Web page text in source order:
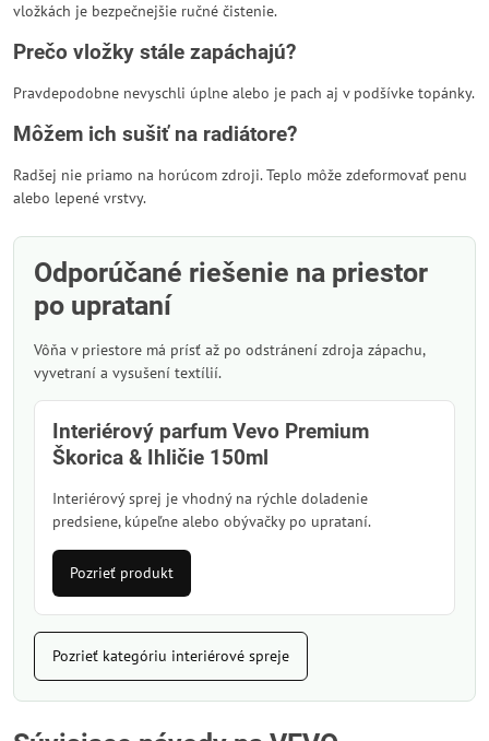
vložkách je bezpečnejšie ručné čistenie.
Prečo vložky stále zapáchajú?
Pravdepodobne nevyschli úplne alebo je pach aj v podšívke topánky.
Môžem ich sušiť na radiátore?
Radšej nie priamo na horúcom zdroji. Teplo môže zdeformovať penu
alebo lepené vrstvy.
Odporúčané riešenie na priestor
po uprataní
Vôňa v priestore má prísť až po odstránení zdroja zápachu,
vyvetraní a vysušení textílií.
Interiérový parfum Vevo Premium
Škorica & Ihličie 150ml
Interiérový sprej je vhodný na rýchle doladenie
predsiene, kúpeľne alebo obývačky po uprataní.
Pozrieť produkt
Pozrieť kategóriu interiérové spreje